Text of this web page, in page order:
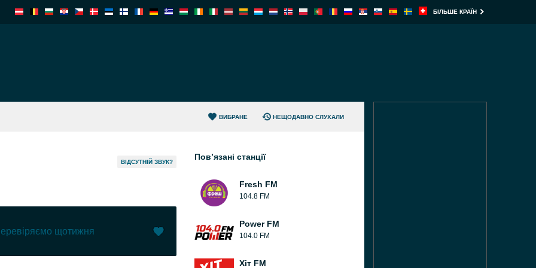
БІЛЬШЕ КРАЇН
ВИБРАНЕ НЕЩОДАВНО СЛУХАЛИ
ВІДСУТНІЙ ЗВУК?
щотижня
Пов’язані станції
Fresh FM
104.8 FM
Power FM
104.0 FM
Хіт FM